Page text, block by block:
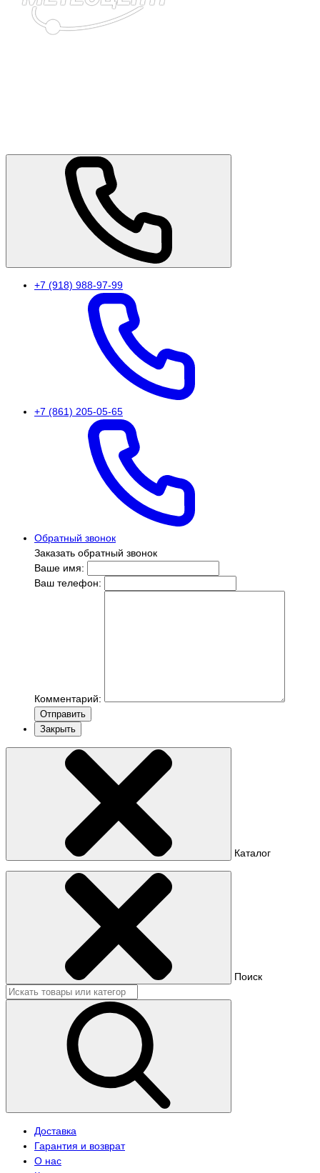
+7 (918) 988-97-99
+7 (861) 205-05-65
Обратный звонок
Заказать обратный звонок
Ваше имя:
Ваш телефон:
Комментарий:
Отправить
Закрыть
Каталог
Поиск
Доставка
Гарантия и возврат
О нас